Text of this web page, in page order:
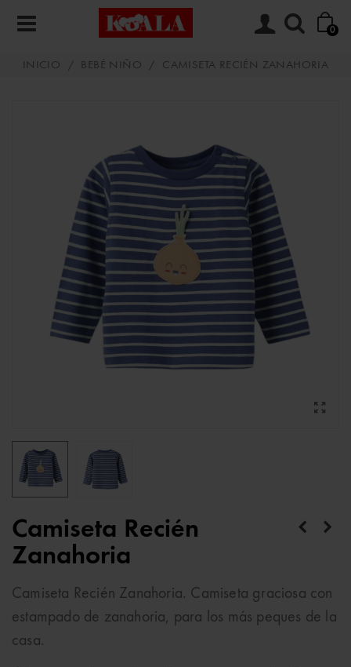
0
INICIO / BEBÉ NIÑO / CAMISETA RECIÉN ZANAHORIA
Camiseta Recién
Zanahoria
Camiseta Recién Zanahoria. Camiseta graciosa con
estampado de zanahoria, para los más peques de la
casa.